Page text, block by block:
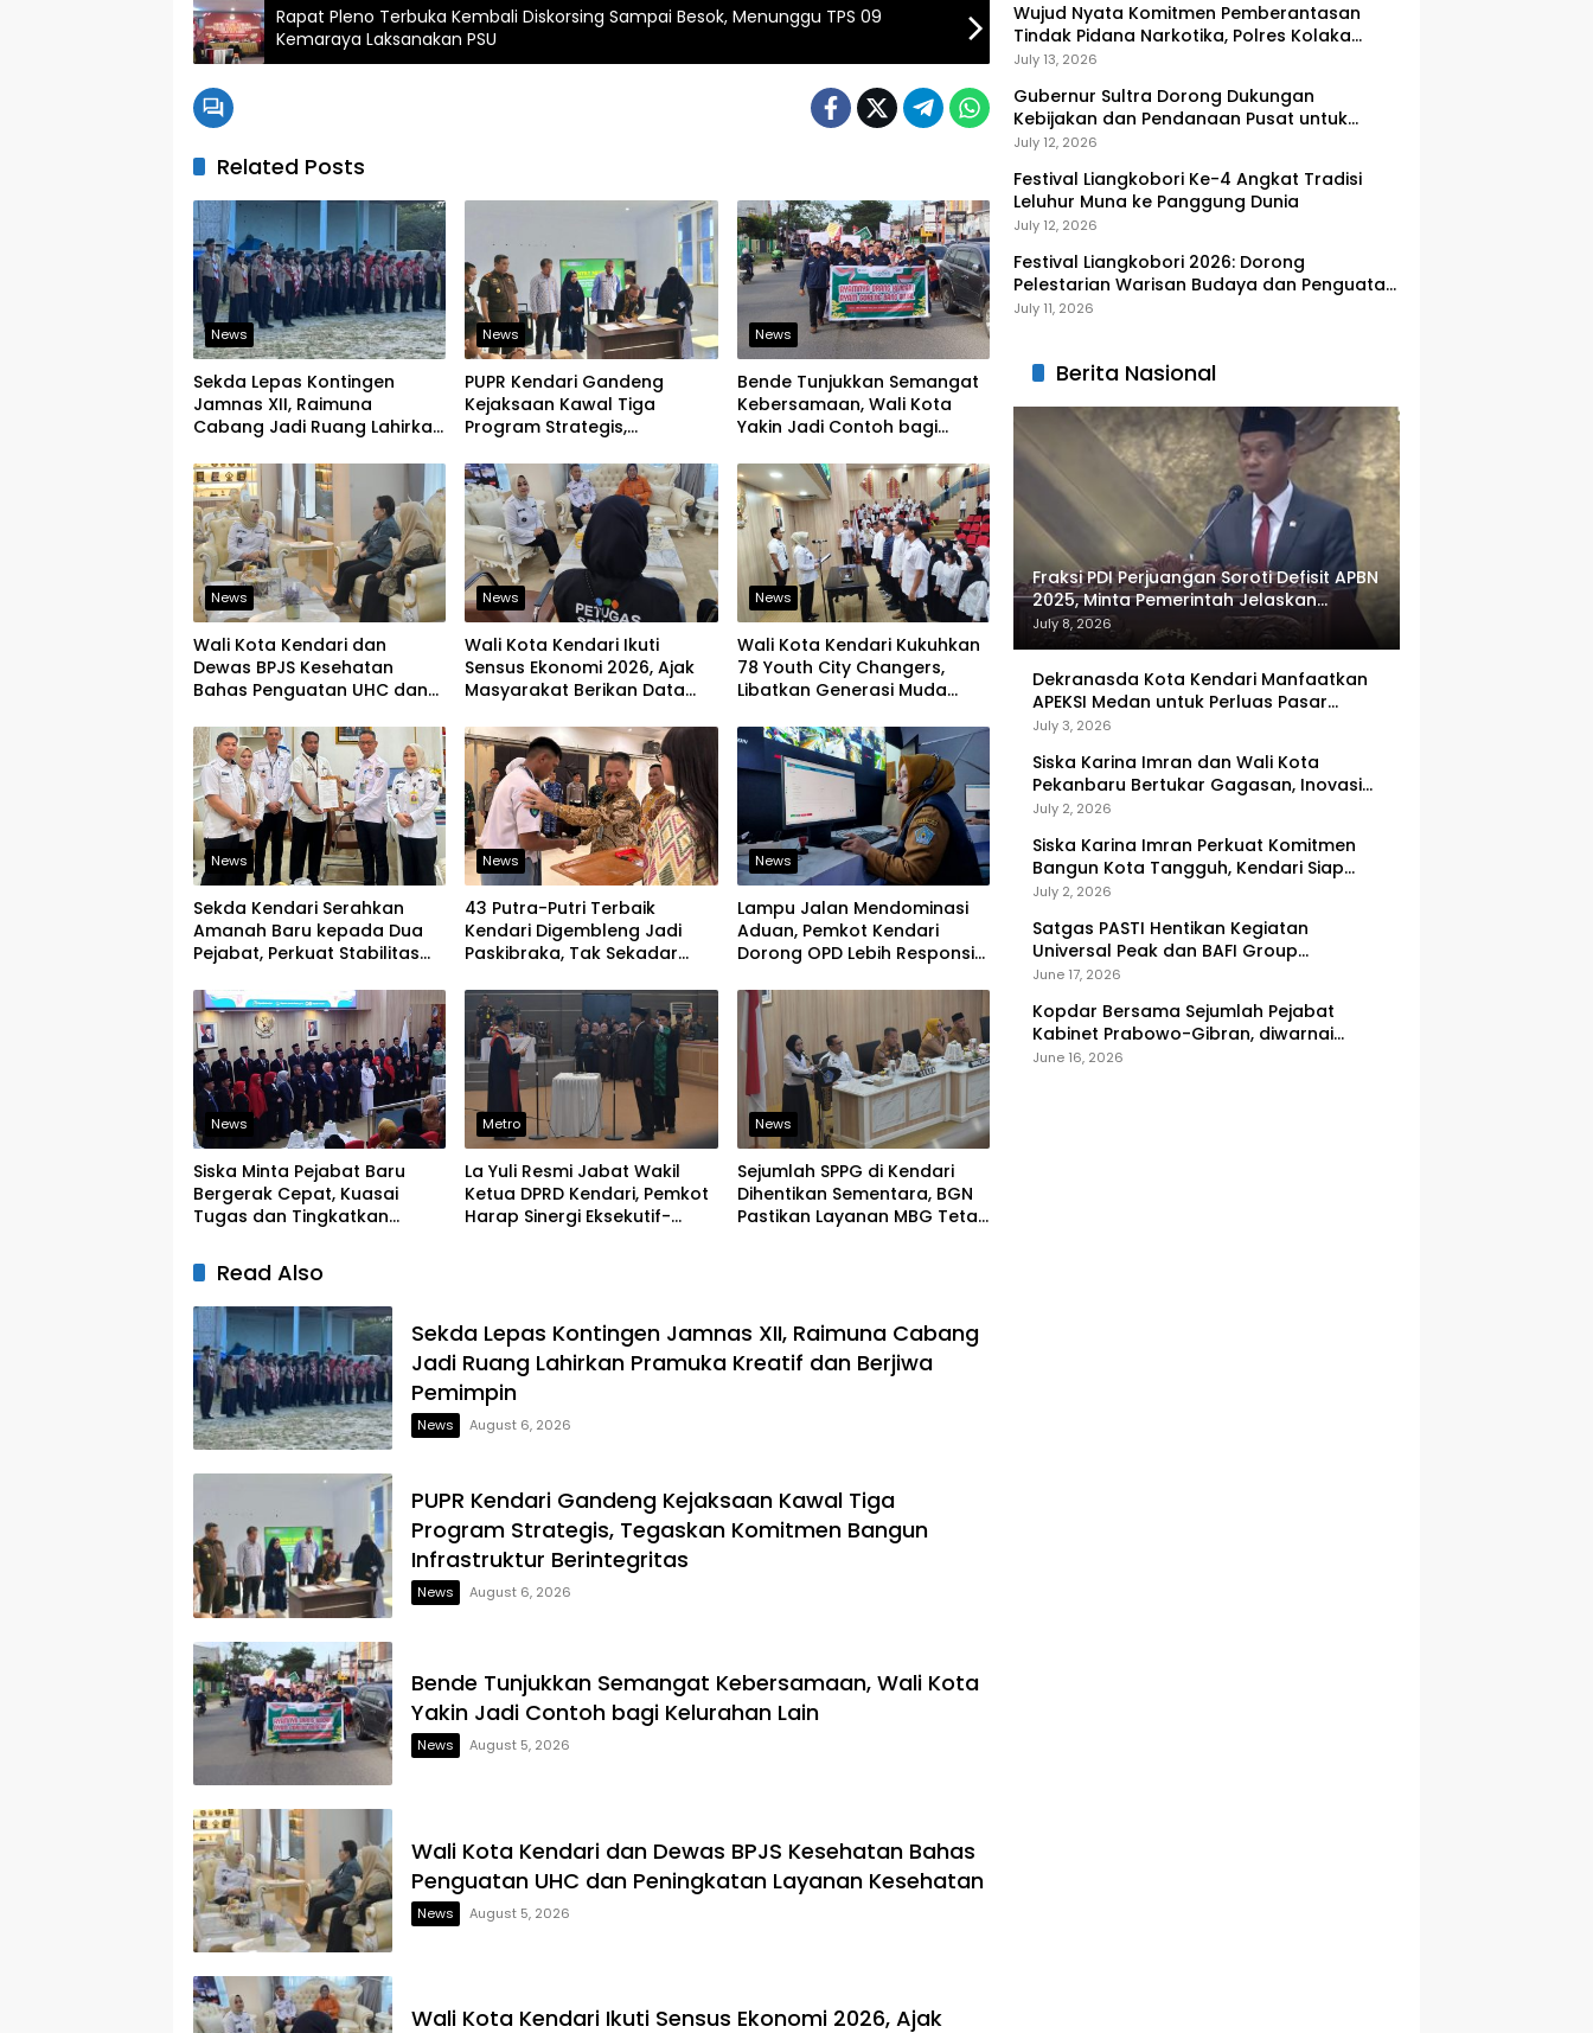
Rapat Pleno Terbuka Kembali Diskorsing Sampai Besok, Menunggu TPS 09
Kemaraya Laksanakan PSU
Related Posts
News
Sekda Lepas Kontingen
Jamnas XII, Raimuna
Cabang Jadi Ruang Lahirkan
Pemimpin
News
PUPR Kendari Gandeng
Kejaksaan Kawal Tiga
Program Strategis,
Infrastruktur Berintegritas
News
Bende Tunjukkan Semangat
Kebersamaan, Wali Kota
Yakin Jadi Contoh bagi
News
Wali Kota Kendari dan
Dewas BPJS Kesehatan
Bahas Penguatan UHC dan
Kesehatan
News
Wali Kota Kendari Ikuti
Sensus Ekonomi 2026, Ajak
Masyarakat Berikan Data
News
Wali Kota Kendari Kukuhkan
78 Youth City Changers,
Libatkan Generasi Muda
News
Sekda Kendari Serahkan
Amanah Baru kepada Dua
Pejabat, Perkuat Stabilitas
News
43 Putra-Putri Terbaik
Kendari Digembleng Jadi
Paskibraka, Tak Sekadar
News
Lampu Jalan Mendominasi
Aduan, Pemkot Kendari
Dorong OPD Lebih Responsif
News
Siska Minta Pejabat Baru
Bergerak Cepat, Kuasai
Tugas dan Tingkatkan
Metro
La Yuli Resmi Jabat Wakil
Ketua DPRD Kendari, Pemkot
Harap Sinergi Eksekutif-
News
Sejumlah SPPG di Kendari
Dihentikan Sementara, BGN
Pastikan Layanan MBG Tetap
Read Also
Sekda Lepas Kontingen Jamnas XII, Raimuna Cabang
Jadi Ruang Lahirkan Pramuka Kreatif dan Berjiwa
Pemimpin
News August 6, 2026
PUPR Kendari Gandeng Kejaksaan Kawal Tiga
Program Strategis, Tegaskan Komitmen Bangun
Infrastruktur Berintegritas
News August 6, 2026
Bende Tunjukkan Semangat Kebersamaan, Wali Kota
Yakin Jadi Contoh bagi Kelurahan Lain
News August 5, 2026
Wali Kota Kendari dan Dewas BPJS Kesehatan Bahas
Penguatan UHC dan Peningkatan Layanan Kesehatan
News August 5, 2026
Wali Kota Kendari Ikuti Sensus Ekonomi 2026, Ajak
Wujud Nyata Komitmen Pemberantasan
Tindak Pidana Narkotika, Polres Kolaka
Gagalkan Peredaran 3 Kg Sabu-Sabu
July 13, 2026
Gubernur Sultra Dorong Dukungan
Kebijakan dan Pendanaan Pusat untuk
Pengembangan Kawasan Liangkobhori
July 12, 2026
Festival Liangkobori Ke-4 Angkat Tradisi
Leluhur Muna ke Panggung Dunia
July 12, 2026
Festival Liangkobori 2026: Dorong
Pelestarian Warisan Budaya dan Penguatan
Ekonomi Masyarakat
July 11, 2026
Berita Nasional
Fraksi PDI Perjuangan Soroti Defisit APBN
2025, Minta Pemerintah Jelaskan
Sejumlah Target yang Tak Tercapai
July 8, 2026
Dekranasda Kota Kendari Manfaatkan
APEKSI Medan untuk Perluas Pasar
UMKM, Tenun Lokal Jadi Primadona
July 3, 2026
Siska Karina Imran dan Wali Kota
Pekanbaru Bertukar Gagasan, Inovasi
Peningkatan PAD Jadi Fokus Diskusi
July 2, 2026
Siska Karina Imran Perkuat Komitmen
Bangun Kota Tangguh, Kendari Siap
Hadapi Tantangan Pangan dan
July 2, 2026
Satgas PASTI Hentikan Kegiatan
Universal Peak dan BAFI Group
Indonesia
June 17, 2026
Kopdar Bersama Sejumlah Pejabat
Kabinet Prabowo-Gibran, diwarnai
Kericuhan
June 16, 2026